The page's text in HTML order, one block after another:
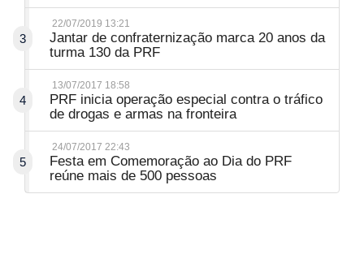
3
22/07/2019 13:21
Jantar de confraternização marca 20 anos da
turma 130 da PRF
4
13/07/2017 18:58
PRF inicia operação especial contra o tráfico
de drogas e armas na fronteira
5
24/07/2017 22:43
Festa em Comemoração ao Dia do PRF
reúne mais de 500 pessoas